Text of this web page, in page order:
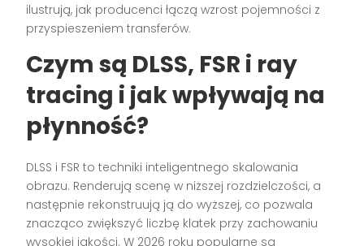
ilustrują, jak producenci łączą wzrost pojemności z
przyspieszeniem transferów.
Czym są DLSS, FSR i ray
tracing i jak wpływają na
płynność?
DLSS i FSR to techniki inteligentnego skalowania
obrazu. Renderują scenę w niższej rozdzielczości, a
następnie rekonstruują ją do wyższej, co pozwala
znacząco zwiększyć liczbę klatek przy zachowaniu
wysokiej jakości. W 2026 roku popularne są